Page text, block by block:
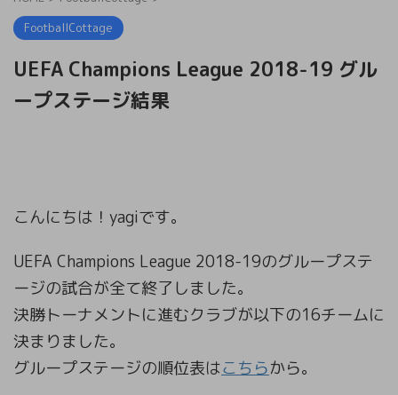
FootballCottage
UEFA Champions League 2018-19 グル
ープステージ結果
こんにちは！yagiです。
UEFA Champions League 2018-19のグループステ
ージの試合が全て終了しました。
決勝トーナメントに進むクラブが以下の16チームに
決まりました。
グループステージの順位表はこちらから。